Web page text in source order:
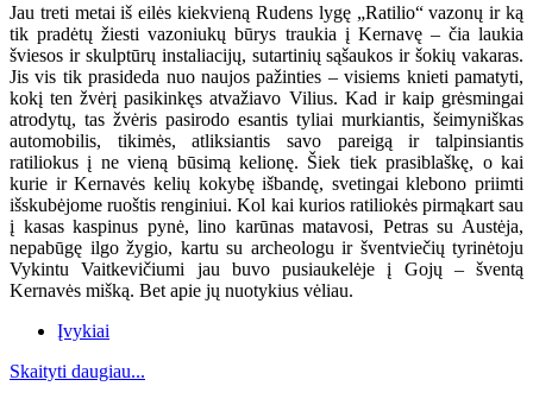
Jau treti metai iš eilės kiekvieną Rudens lygę „Ratilio“ vazonų ir ką
tik pradėtų žiesti vazoniukų būrys traukia į Kernavę – čia laukia
šviesos ir skulptūrų instaliacijų, sutartinių sąšaukos ir šokių vakaras.
Jis vis tik prasideda nuo naujos pažinties – visiems knieti pamatyti,
kokį ten žvėrį pasikinkęs atvažiavo Vilius. Kad ir kaip grėsmingai
atrodytų, tas žvėris pasirodo esantis tyliai murkiantis, šeimyniškas
automobilis, tikimės, atliksiantis savo pareigą ir talpinsiantis
ratiliokus į ne vieną būsimą kelionę. Šiek tiek prasiblaškę, o kai
kurie ir Kernavės kelių kokybę išbandę, svetingai klebono priimti
išskubėjome ruoštis renginiui. Kol kai kurios ratiliokės pirmąkart sau
į kasas kaspinus pynė, lino karūnas matavosi, Petras su Austėja,
nepabūgę ilgo žygio, kartu su archeologu ir šventviečių tyrinėtoju
Vykintu Vaitkevičiumi jau buvo pusiaukelėje į Gojų – šventą
Kernavės mišką. Bet apie jų nuotykius vėliau.
Įvykiai
Skaityti daugiau...